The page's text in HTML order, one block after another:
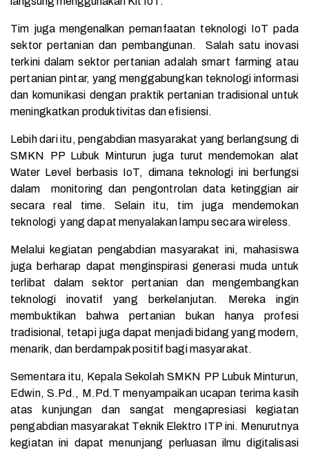
Tim juga mengenalkan pemanfaatan teknologi IoT pada
sektor pertanian dan pembangunan. Salah satu inovasi
terkini dalam sektor pertanian adalah smart farming atau
pertanian pintar, yang menggabungkan teknologi informasi
dan komunikasi dengan praktik pertanian tradisional untuk
meningkatkan produktivitas dan efisiensi.
Lebih dari itu, pengabdian masyarakat yang berlangsung di
SMKN PP Lubuk Minturun juga turut mendemokan alat
Water Level berbasis IoT, dimana teknologi ini berfungsi
dalam monitoring dan pengontrolandata ketinggian air
secara real time. Selain itu, tim juga mendemokan
teknologi yang dapat menyalakan lampu secara wireless.
Melalui kegiatan pengabdian masyarakat ini, mahasiswa
juga berharap dapat menginspirasi generasi muda untuk
terlibat dalam sektor pertanian dan mengembangkan
teknologi inovatif yang berkelanjutan. Mereka ingin
membuktikan bahwa pertanian bukan hanya profesi
tradisional, tetapi juga dapat menjadi bidang yang modern,
menarik, dan berdampak positif bagi masyarakat.
Sementara itu, Kepala Sekolah SMKN PP Lubuk Minturun,
Edwin, S.Pd., M.Pd.T menyampaikan ucapan terima kasih
atas kunjungan dan sangat mengapresiasi kegiatan
pengabdian masyarakat Teknik Elektro ITP ini. Menurutnya
kegiatan ini dapat menunjang perluasan ilmu digitalisasi